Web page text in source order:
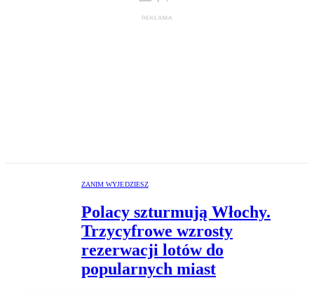
ZANIM WYJEDZIESZ
Polacy szturmują Włochy.
Trzycyfrowe wzrosty
rezerwacji lotów do
popularnych miast